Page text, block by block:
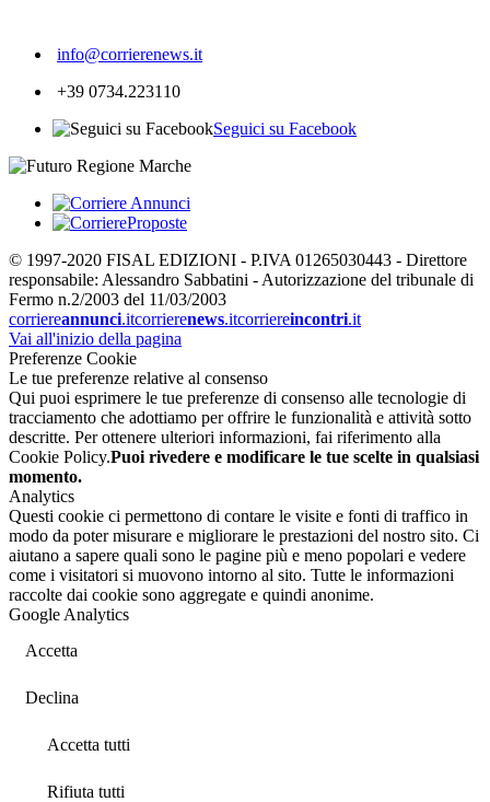
info@corrierenews.it
+39 0734.223110
Seguici su Facebook
© 1997-2020 FISAL EDIZIONI - P.IVA 01265030443 - Direttore
responsabile: Alessandro Sabbatini - Autorizzazione del tribunale di
Fermo n.2/2003 del 11/03/2003
corriereannunci.itcorrierenews.itcorriereincontri.it
Vai all'inizio della pagina
Preferenze Cookie
Le tue preferenze relative al consenso
Qui puoi esprimere le tue preferenze di consenso alle tecnologie di
tracciamento che adottiamo per offrire le funzionalità e attività sotto
descritte. Per ottenere ulteriori informazioni, fai riferimento alla
Cookie Policy.Puoi rivedere e modificare le tue scelte in qualsiasi
momento.
Analytics
Questi cookie ci permettono di contare le visite e fonti di traffico in
modo da poter misurare e migliorare le prestazioni del nostro sito. Ci
aiutano a sapere quali sono le pagine più e meno popolari e vedere
come i visitatori si muovono intorno al sito. Tutte le informazioni
raccolte dai cookie sono aggregate e quindi anonime.
Google Analytics
Accetta
Declina
Accetta tutti
Rifiuta tutti